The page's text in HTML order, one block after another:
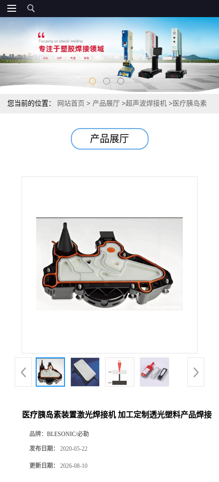
您当前的位置： 网站首页 > 产品展厅 >超声波焊接机 > 医疗胰岛素
产品展厅
医疗胰岛素装置激光焊接机 加工定制透光塑料产品焊接
品牌： BLESONIC/必勒
发布日期： 2020-05-22
更新日期： 2026-08-10